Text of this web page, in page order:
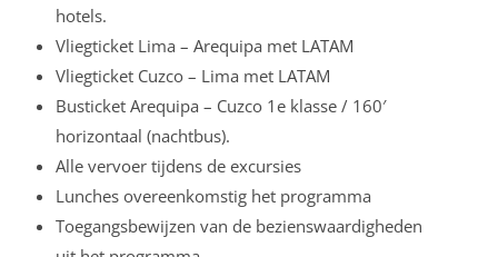
hotels.
Vliegticket Lima – Arequipa met LATAM
Vliegticket Cuzco – Lima met LATAM
Busticket Arequipa – Cuzco 1e klasse / 160′
horizontaal (nachtbus).
Alle vervoer tijdens de excursies
Lunches overeenkomstig het programma
Toegangsbewijzen van de bezienswaardigheden